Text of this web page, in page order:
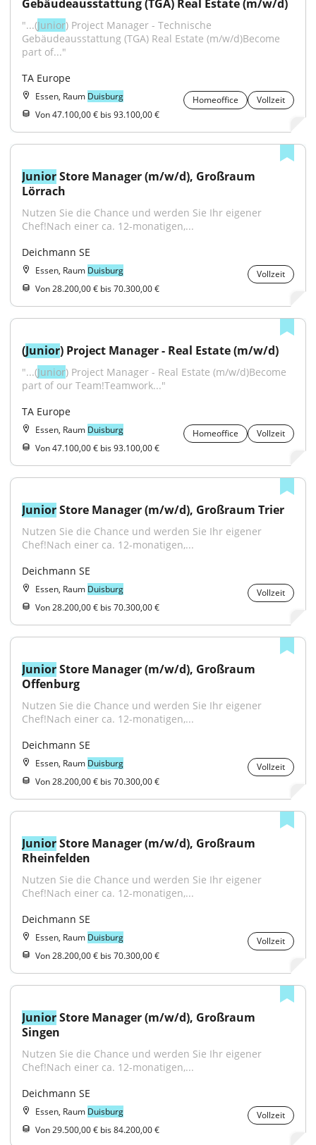
Gebäudeausstattung (TGA) Real Estate (m/w/d)
"...(Junior) Project Manager - Technische
Gebäudeausstattung (TGA) Real Estate (m/w/d)Become
part of..."
TA Europe
Essen, Raum Duisburg Homeoffice
Vollzeit
Von 47.100,00 € bis 93.100,00 €
Junior Store Manager (m/w/d), Großraum
Lörrach
Nutzen Sie die Chance und werden Sie Ihr eigener
Chef!Nach einer ca. 12-monatigen,...
Deichmann SE
Essen, Raum Duisburg
Vollzeit
Von 28.200,00 € bis 70.300,00 €
(Junior) Project Manager - Real Estate (m/w/d)
"...(Junior) Project Manager - Real Estate (m/w/d)Become
part of our Team!Teamwork..."
TA Europe
Essen, Raum Duisburg Homeoffice
Vollzeit
Von 47.100,00 € bis 93.100,00 €
Junior Store Manager (m/w/d), Großraum Trier
Nutzen Sie die Chance und werden Sie Ihr eigener
Chef!Nach einer ca. 12-monatigen,...
Deichmann SE
Essen, Raum Duisburg
Vollzeit
Von 28.200,00 € bis 70.300,00 €
Junior Store Manager (m/w/d), Großraum
Offenburg
Nutzen Sie die Chance und werden Sie Ihr eigener
Chef!Nach einer ca. 12-monatigen,...
Deichmann SE
Essen, Raum Duisburg
Vollzeit
Von 28.200,00 € bis 70.300,00 €
Junior Store Manager (m/w/d), Großraum
Rheinfelden
Nutzen Sie die Chance und werden Sie Ihr eigener
Chef!Nach einer ca. 12-monatigen,...
Deichmann SE
Essen, Raum Duisburg
Vollzeit
Von 28.200,00 € bis 70.300,00 €
Junior Store Manager (m/w/d), Großraum
Singen
Nutzen Sie die Chance und werden Sie Ihr eigener
Chef!Nach einer ca. 12-monatigen,...
Deichmann SE
Essen, Raum Duisburg
Vollzeit
Von 29.500,00 € bis 84.200,00 €